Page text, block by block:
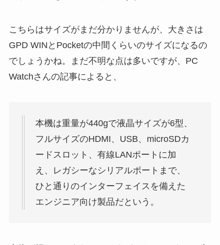
こちらはサイズがまだ分かりませんが、大きさは
GPD WINとPocketの中間くらいのサイズになるの
でしょうかね。まだ不明な点は多いですが、PC
Watchさんの記事によると、
本機は重量が440gで液晶サイズが6型、
フルサイズのHDMI、USB、microSDカ
ードスロット、有線LANポートに加
え、レガシーなシリアルポートまで、
ひと通りのインターフェイスを備えた
エンジニア向け製品だという。